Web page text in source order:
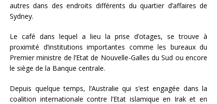
autres dans des endroits différents du quartier d’affaires de
Sydney.
Le café dans lequel a lieu la prise d’otages, se trouve à
proximité d’institutions importantes comme les bureaux du
Premier ministre de l’Etat de Nouvelle-Galles du Sud ou encore
le siège de la Banque centrale.
Depuis quelque temps, l’Australie qui s’est engagée dans la
coalition internationale contre l’Etat islamique en Irak et en